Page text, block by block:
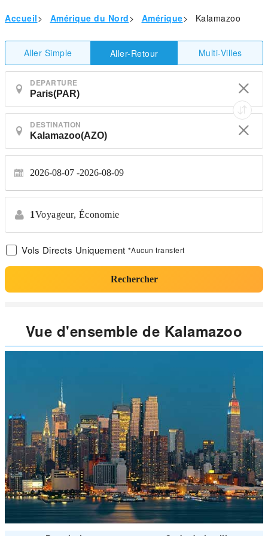
Accueil> Amérique du Nord> Amérique> Kalamazoo
Aller Simple Aller-Retour Multi-Villes
DEPARTURE
DESTINATION
2026-08-07 2026-08-09
1Voyageur, Économie
Vols Directs Uniquement *Aucun transfert
Rechercher
Vue d'ensemble de Kalamazoo